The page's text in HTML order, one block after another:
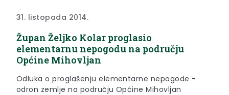
31. listopada 2014.
Župan Željko Kolar proglasio
elementarnu nepogodu na području
Općine Mihovljan
Odluka o proglašenju elementarne nepogode -
odron zemlje na području Općine Mihovljan